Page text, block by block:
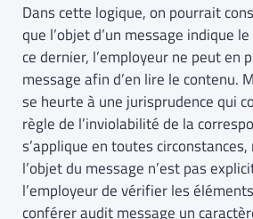
Dans cette logique, on pourrait
que l’objet d’un message indique
ce dernier, l’employeur ne peut en
message afin d’en lire le contenu.
se heurte à une jurisprudence qui
règle de l’inviolabilité de la
s’applique en toutes
l’objet du message n’est pas
l’employeur de vérifier les
conférer audit message un